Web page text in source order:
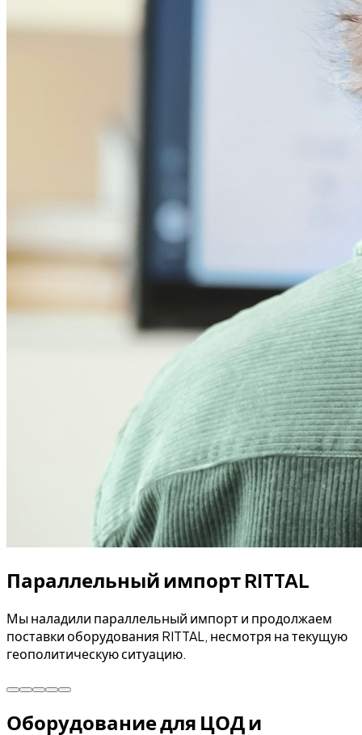
Параллельный импорт RITTAL
Мы наладили параллельный импорт и продолжаем
поставки оборудования RITTAL, несмотря на текущую
геополитическую ситуацию.
Оборудование для ЦОД и